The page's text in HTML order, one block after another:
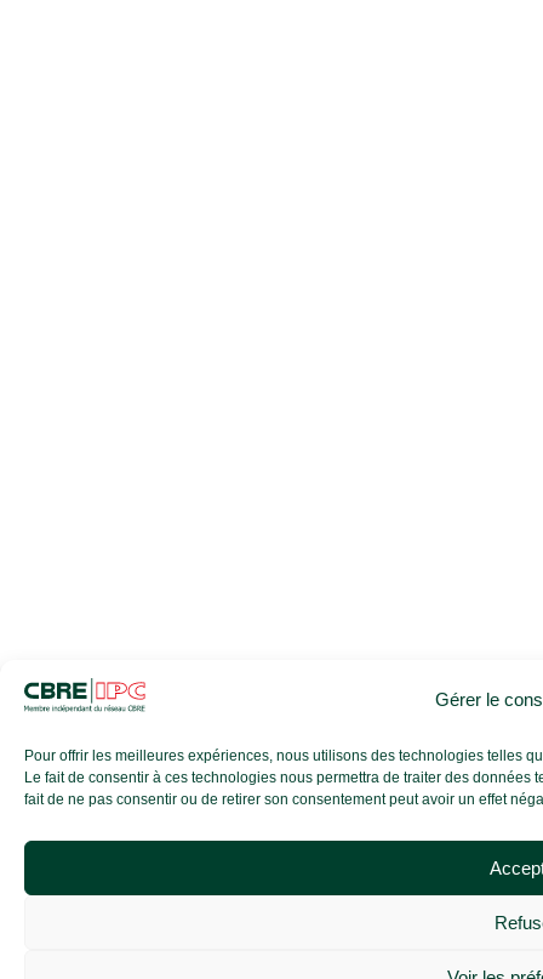
Gérer le
Pour offrir les meilleures expériences, nous utilisons des technologies telles
Le fait de consentir à ces technologies nous permettra de traiter des
fait de ne pas consentir ou de retirer son consentement peut avoir un effet